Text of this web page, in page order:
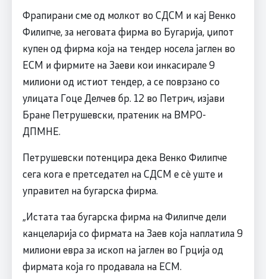
Фрапирани сме од молкот во СДСМ и кај Венко
Филипче, за неговата фирма во Бугарија, џипот
купен од фирма која на тендер носела јаглен во
ЕСМ и фирмите на Заеви кои инкасирале 9
милиони од истиот тендер, а се поврзано со
улицата Гоце Делчев бр. 12 во Петрич, изјави
Бране Петрушевски, пратеник на ВМРО-
ДПМНЕ.
Петрушевски потенцира дека Венко Филипче
сега кога е претседател на СДСМ е сè уште и
управител на бугарска фирма.
„Истата таа бугарска фирма на Филипче дели
канцеларија со фирмата на Заев која наплатила 9
милиони евра за ископ на јаглен во Грција од
фирмата која го продавала на ЕСМ.